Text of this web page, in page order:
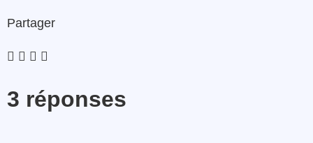
Partager
3 réponses